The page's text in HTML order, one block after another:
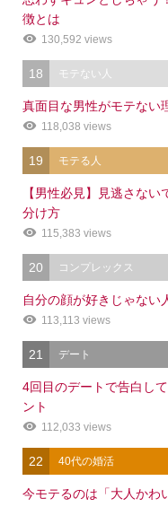
徴とは
130,592 views
18 モテない人
真面目な男性がモテない
118,038 views
19 モテる人
【男性必見】見逃さな
分け方
115,383 views
20 コンプレックス
自分の顔が好きじゃない
113,113 views
21 デート
4回目のデートで告白し
ント
112,033 views
22 40代の婚活
今モテるのは「大人かわ